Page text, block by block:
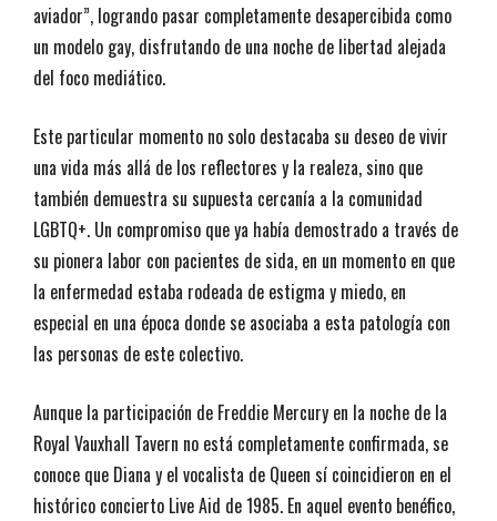
aviador”, logrando pasar completamente desapercibida como
un modelo gay, disfrutando de una noche de libertad alejada
del foco mediático.
Este particular momento no solo destacaba su deseo de vivir
una vida más allá de los reflectores y la realeza, sino que
también demuestra su supuesta cercanía a la comunidad
LGBTQ+. Un compromiso que ya había demostrado a través de
su pionera labor con pacientes de sida, en un momento en que
la enfermedad estaba rodeada de estigma y miedo, en
especial en una época donde se asociaba a esta patología con
las personas de este colectivo.
Aunque la participación de Freddie Mercury en la noche de la
Royal Vauxhall Tavern no está completamente confirmada, se
conoce que Diana y el vocalista de Queen sí coincidieron en el
histórico concierto Live Aid de 1985. En aquel evento benéfico,